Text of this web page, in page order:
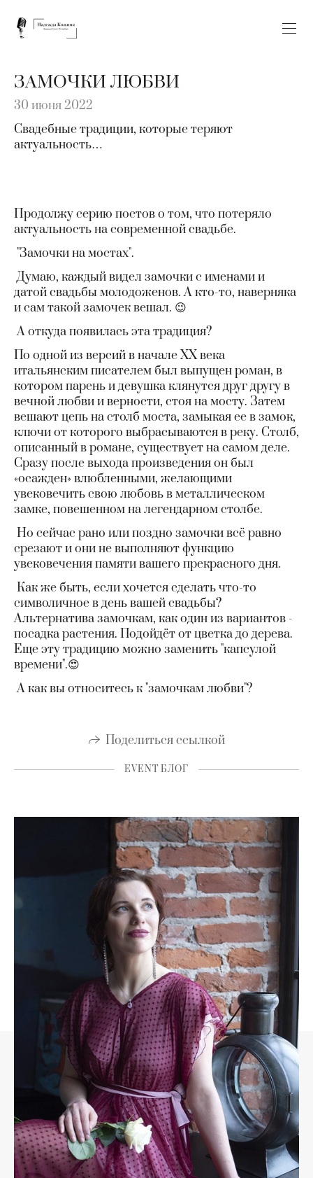
ЗАМОЧКИ ЛЮБВИ
30 июня 2022
Свадебные традиции, которые теряют
актуальность…
Продолжу серию постов о том, что потеряло
актуальность на современной свадьбе.
"Замочки на мостах".
Думаю, каждый видел замочки с именами и
датой свадьбы молодоженов. А кто-то, наверняка
и сам такой замочек вешал. 😉
А откуда появилась эта традиция?
По одной из версий в начале XX века
итальянским писателем был выпущен роман, в
котором парень и девушка клянутся друг другу в
вечной любви и верности, стоя на мосту. Затем
вешают цепь на столб моста, замыкая ее в замок,
ключи от которого выбрасываются в реку. Столб,
описанный в романе, существует на самом деле.
Сразу после выхода произведения он был
«осажден» влюбленными, желающими
увековечить свою любовь в металлическом
замке, повешенном на легендарном столбе.
Но сейчас рано или поздно замочки всё равно
срезают и они не выполняют функцию
увековечения памяти вашего прекрасного дня.
Как же быть, если хочется сделать что-то
символичное в день вашей свадьбы?
Альтернатива замочкам, как один из вариантов -
посадка растения. Подойдёт от цветка до дерева.
Еще эту традицию можно заменить "капсулой
времени".😍
А как вы относитесь к "замочкам любви"?
Поделиться ссылкой
EVENT БЛОГ